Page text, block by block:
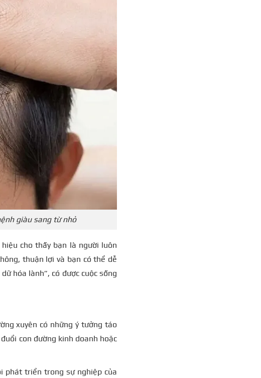
giàu sang từ nhỏ
cho thấy bạn là người luôn
thuận lợi và bạn có thể dễ
hóa lành”, có được cuộc sống
xuyên có những ý tưởng táo
con đường kinh doanh hoặc
phát triển trong sự nghiệp của